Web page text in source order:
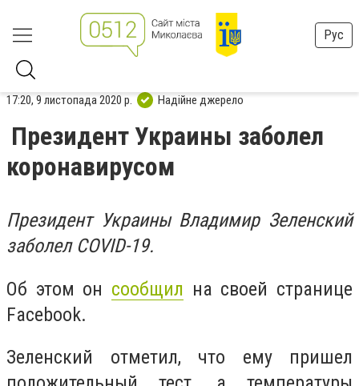
Рус
17:20, 9 листопада 2020 р. Надійне джерело
Президент Украины заболел
коронавирусом
Президент Украины Владимир Зеленский
заболел COVID-19.
Об этом он сообщил на своей странице
Facebook.
Зеленский отметил, что ему пришел